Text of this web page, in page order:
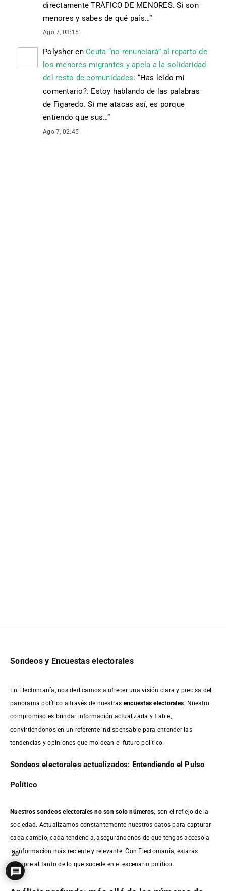
directamente TRÁFICO DE MENORES. Si son
menores y sabes de qué país…”
Ago 7, 03:15
Polysher en Ceuta “no renunciará” al reparto de
los menores migrantes y apela a la solidaridad
del resto de comunidades: “Has leído mi
comentario?. Estoy hablando de las palabras
de Figaredo. Si me atacas así, es porque
entiendo que sus…”
Ago 7, 02:45
Sondeos y Encuestas electorales
En Electomanía, nos dedicamos a ofrecer una visión clara y precisa del
panorama político a través de nuestras encuestas electorales. Nuestro
compromiso es brindar información actualizada y fiable,
convirtiéndonos en un referente indispensable para entender las
tendencias y opiniones que moldean el futuro político.
Sondeos electorales actualizados: Entendiendo el Pulso
Político
Nuestros sondeos electorales no son solo números; son el reflejo de la
sociedad. Actualizamos constantemente nuestros datos para capturar
cada cambio, cada tendencia, asegurándonos de que tengas acceso a
la información más reciente y relevante. Con Electomanía, estarás
siempre al tanto de lo que sucede en el escenario político.
20